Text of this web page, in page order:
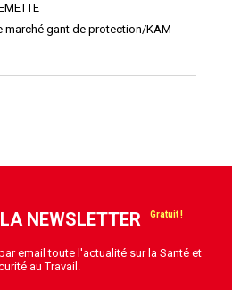
marché gant de protection/KAM
NEWSLETTER
email toute l'actualité sur la Santé et
au Travail.